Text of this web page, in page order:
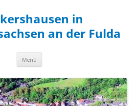
in
an der Fulda
Menü